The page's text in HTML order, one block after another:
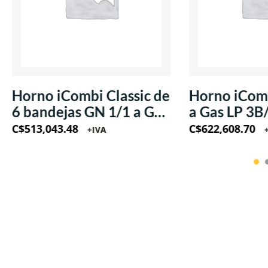
Horno iCombi Classic de
6 bandejas GN 1/1 a Gas
LP 220V/60Hz/1Ph
C$513,043.48 +IVA
Horno
a Gas LP
220V/
C$622,608.70